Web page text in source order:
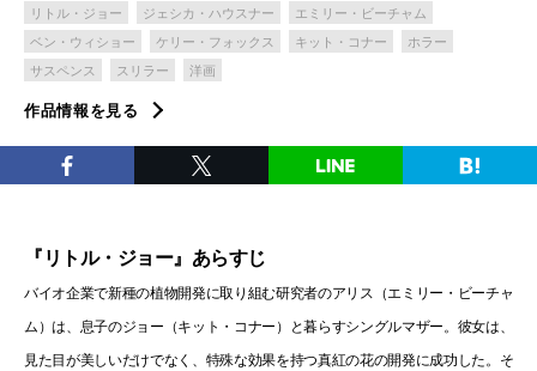
リトル・ジョー ジェシカ・ハウスナー
エミリー・ビーチャム
ベン・ウィショー
ケリー・フォックス キット・コナー
ホラー
サスペンス
スリラー 洋画
作品情報を見る
『リトル・ジョー』あらすじ
バイオ企業で新種の植物開発に取り組む研究者のアリス（エミリー・ビーチャ
ム）は、息子のジョー（キット・コナー）と暮らすシングルマザー。彼女は、
見た目が美しいだけでなく、特殊な効果を持つ真紅の花の開発に成功した。そ